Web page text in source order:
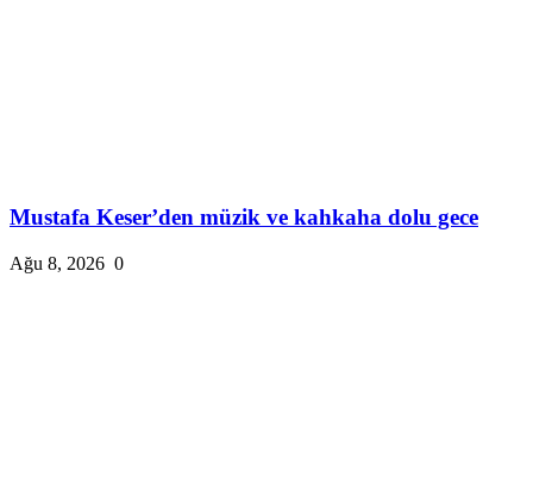
Mustafa Keser’den müzik ve kahkaha dolu gece
Ağu 8, 2026 0